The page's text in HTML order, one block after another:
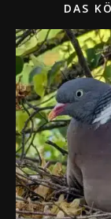
DAS